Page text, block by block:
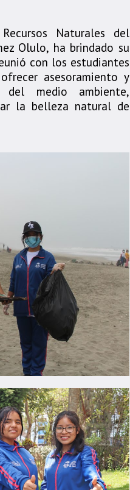
Naturales del
Olulo, ha brindado su
con los estudiantes
asesoramiento y
medio ambiente,
la belleza natural de